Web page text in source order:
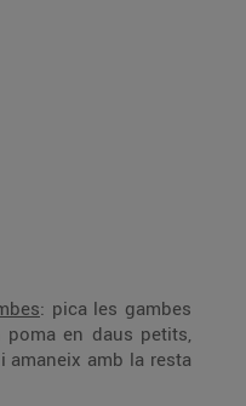
: pica les gambes
poma en daus petits,
amaneix amb la resta